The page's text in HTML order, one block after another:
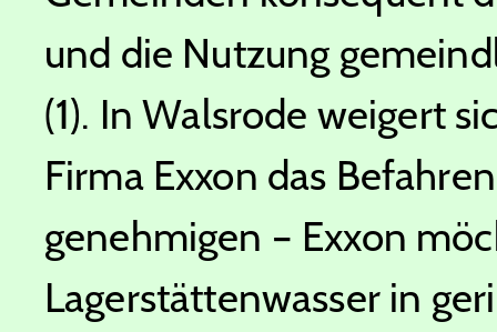
und die Nutzung
(1). In Walsrode weigert
Firma Exxon das
genehmigen – Exxon
Lagerstättenwasser in